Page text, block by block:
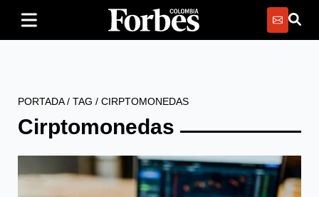
PORTADA/ TAG / CIRPTOMONEDAS
Cirptomonedas